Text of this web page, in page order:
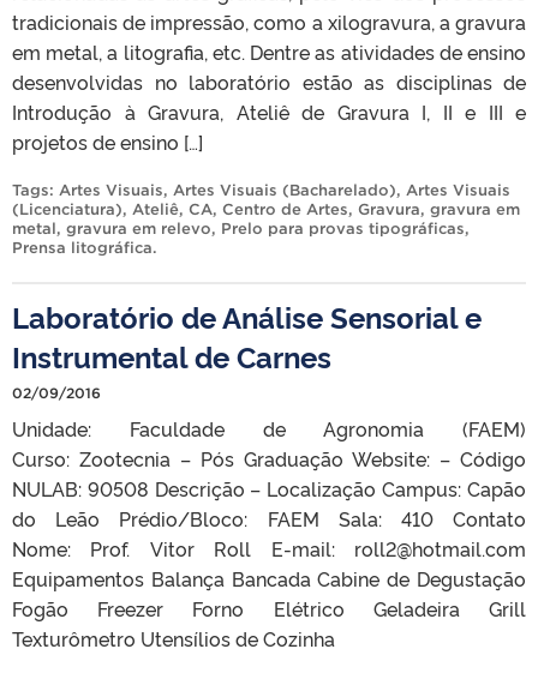
tradicionais de impressão, como a xilogravura, a gravura
em metal, a litografia, etc. Dentre as atividades de ensino
desenvolvidas no laboratório estão as disciplinas de
Introdução à Gravura, Ateliê de Gravura I, II e III e
projetos de ensino […]
Tags: Artes Visuais, Artes Visuais (Bacharelado), Artes Visuais
(Licenciatura), Ateliê, CA, Centro de Artes, Gravura, gravura em
metal, gravura em relevo, Prelo para provas tipográficas,
Prensa litográfica.
Laboratório de Análise Sensorial e
Instrumental de Carnes
02/09/2016
Unidade: Faculdade de Agronomia (FAEM)
Curso: Zootecnia – Pós Graduação Website: – Código
NULAB: 90508 Descrição – Localização Campus: Capão
do Leão Prédio/Bloco: FAEM Sala: 410 Contato
Nome: Prof. Vitor Roll E-mail: roll2@hotmail.com
Equipamentos Balança Bancada Cabine de Degustação
Fogão Freezer Forno Elétrico Geladeira Grill
Texturômetro Utensílios de Cozinha